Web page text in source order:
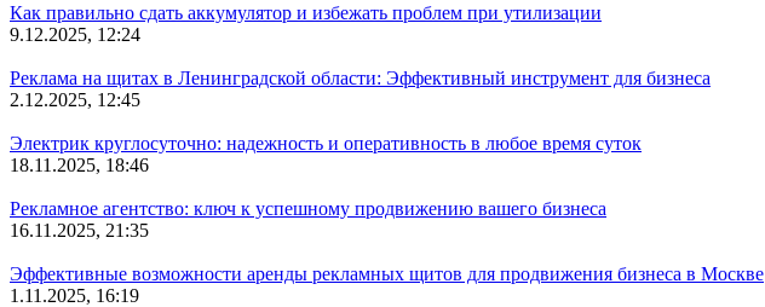
Как правильно сдать аккумулятор и избежать проблем при утилизации
9.12.2025, 12:24
Реклама на щитах в Ленинградской области: Эффективный инструмент для бизнеса
2.12.2025, 12:45
Электрик круглосуточно: надежность и оперативность в любое время суток
18.11.2025, 18:46
Рекламное агентство: ключ к успешному продвижению вашего бизнеса
16.11.2025, 21:35
Эффективные возможности аренды рекламных щитов для продвижения бизнеса в Москве
1.11.2025, 16:19